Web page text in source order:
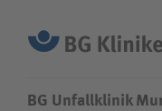
BG Unfallklinik